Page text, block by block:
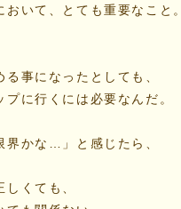
おいて、とても重要なこと。
る事になったとしても、
プに行くには必要なんだ。
界かな…」と感じたら、
くても、